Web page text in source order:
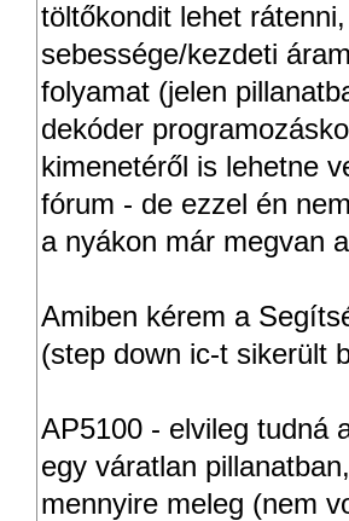
töltőkondit lehet
sebessége/kezdeti
folyamat (jelen
dekóder
kimenetéről is lehetne
fórum - de ezzel én
a nyákon már megvan
Amiben kérem a
(step down ic-t sikerült
AP5100 - elvileg tudná
egy váratlan
mennyire meleg (nem